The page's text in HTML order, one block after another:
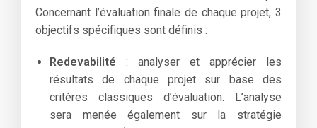
Concernant l’évaluation finale de chaque projet, 3
objectifs spécifiques sont définis :
Redevabilité : analyser et apprécier les
résultats de chaque projet sur base des
critères classiques d’évaluation. L’analyse
sera menée également sur la stratégie